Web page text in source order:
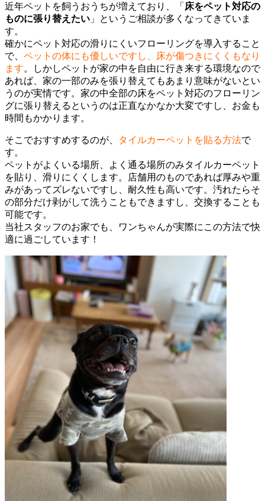
近年ペットを飼うおうちが増えており、「 床をペット対応の
ものに張り替えたい 」というご相談が多くなってきていま
す。
確かにペット対応の滑りにくいフローリングを導入すること
で、 ペットの体にも優しいですし、床が傷つきにくくもなり
ます。しかしペットが家の中を自由に行き来する環境なので
あれば、家の一部のみを張り替えてもあまり意味がないとい
うのが実情です。家の中全部の床をペット対応のフローリン
グに張り替えるというのは正直なかなか大変ですし、お金も
時間もかかります。
そこでおすすめするのが、 タイルカーペットを貼る方法で
す。
ペットがよくいる場所、よく通る場所のみタイルカーペット
を貼り、滑りにくくします。店舗用のものであれば厚みや重
みがあってズレないですし、耐久性も高いです。汚れたらそ
の部分だけ剥がして洗うこともできますし、交換することも
可能です。
当社スタッフのお家でも、ワンちゃんが実際にこの方法で快
適に過ごしています！